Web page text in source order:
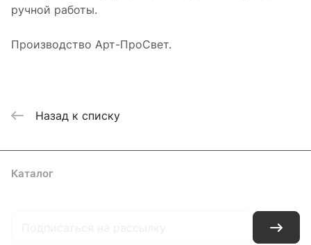
ручной работы.
Производство Арт-ПроСвет.
Назад к списку
Каталог